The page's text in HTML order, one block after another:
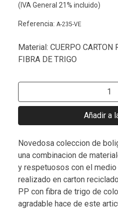
(IVA General 21% incluido)
Referencia: A-235-VE
Material: CUERPO CARTON
FIBRA DE TRIGO
Añadir a
Novedosa coleccion de
una combinacion de
y respetuosos con el
realizado en carton
PP con fibra de trigo de
agradable hace de este